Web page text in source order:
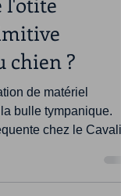
l'otite
chien ?
de matériel